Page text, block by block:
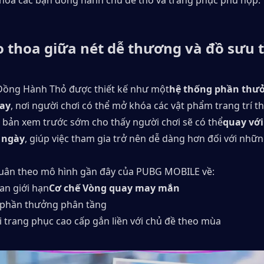
thoa giữa nét dễ thương và đồ sưu
Hành Thỏ được thiết kế như mộthệ thống phần
, nơi người chơi có thể mở khóa các vật phẩm trang trí
bản xem trước sớm cho thấy người chơi sẽ có thểquay
, giúp việc tham gia trở nên dễ dàng hơn đối với
theo mô hình gần đây của PUBG MOBILE về:
giới hạnCơ chế Vòng quay may mắn
thưởng phân tầng
trang phục cao cấp gắn liền với chủ đề theo mùa